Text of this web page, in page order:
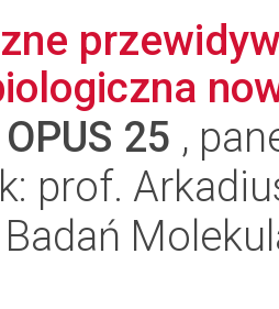
OPUS 25 ,
prof.